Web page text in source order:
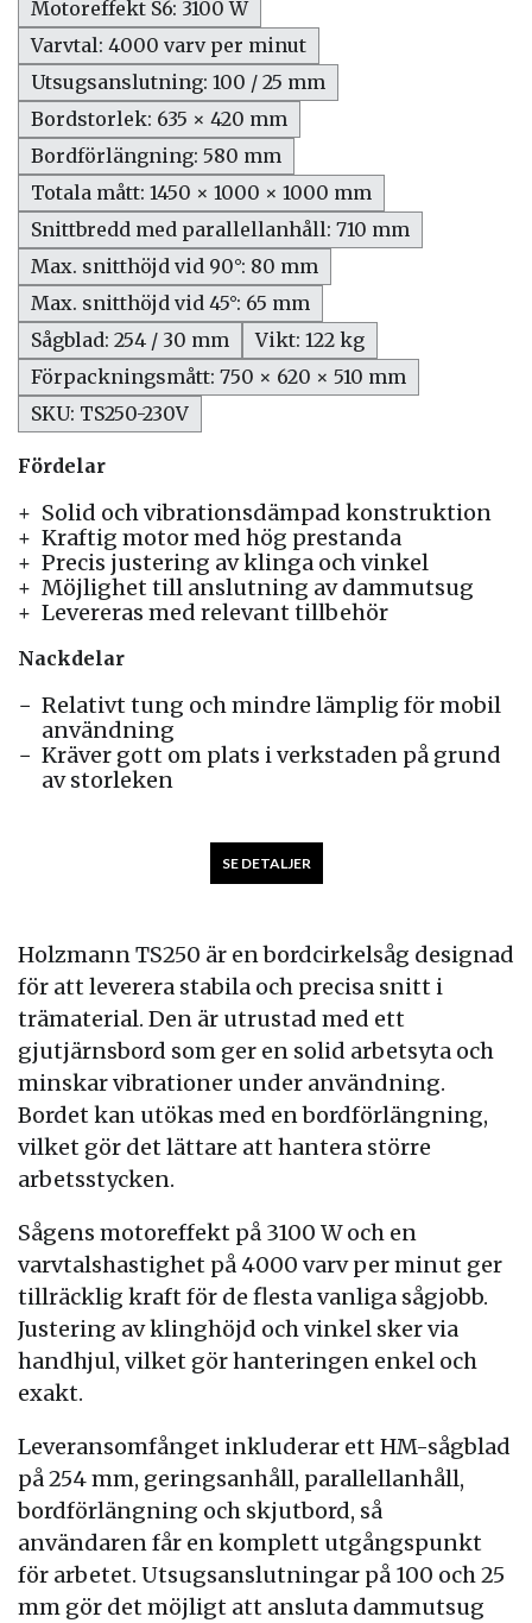
Holzmann TS250 är en bordcirkelsåg designad
för att leverera stabila och precisa snitt i
trämaterial. Den är utrustad med ett
gjutjärnsbord som ger en solid arbetsyta och
minskar vibrationer under användning.
Bordet kan utökas med en bordförlängning,
vilket gör det lättare att hantera större
arbetsstycken.
Sågens motoreffekt på 3100 W och en
varvtalshastighet på 4000 varv per minut ger
tillräcklig kraft för de flesta vanliga sågjobb.
Justering av klinghöjd och vinkel sker via
handhjul, vilket gör hanteringen enkel och
exakt.
Leveransomfånget inkluderar ett HM-sågblad
på 254 mm, geringsanhåll, parallellanhåll,
bordförlängning och skjutbord, så
användaren får en komplett utgångspunkt
för arbetet. Utsugsanslutningar på 100 och 25
mm gör det möjligt att ansluta dammutsug
Fördelar
Solid och vibrationsdämpad konstruktion
Kraftig motor med hög prestanda
Precis justering av klinga och vinkel
Möjlighet till anslutning av dammutsug
Levereras med relevant tillbehör
Nackdelar
Relativt tung och mindre lämplig för mobil
användning
Kräver gott om plats i verkstaden på grund
av storleken
Motoreffekt S6: 3100 W
Varvtal: 4000 varv per minut
Utsugsanslutning: 100 / 25 mm
Bordstorlek: 635 × 420 mm
Bordförlängning: 580 mm
Totala mått: 1450 × 1000 × 1000 mm
Snittbredd med parallellanhåll: 710 mm
Max. snitthöjd vid 90°: 80 mm
Max. snitthöjd vid 45°: 65 mm
Sågblad: 254 / 30 mm
Vikt: 122 kg
Förpackningsmått: 750 × 620 × 510 mm
SKU: TS250-230V
SE DETALJER